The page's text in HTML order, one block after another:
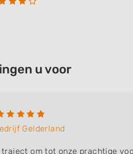
u voor
Gelderland
traject om tot onze prachtige